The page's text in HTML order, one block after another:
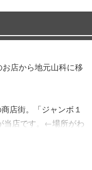
店から地元山科に移
店街。「ジャンボ１
当店です。←場所がわ
ご覧いただくかお電
5556